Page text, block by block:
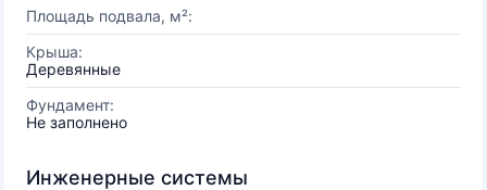
Площадь подвала, м²:
Крыша:
Деревянные
Фундамент:
Не заполнено
Инженерные системы